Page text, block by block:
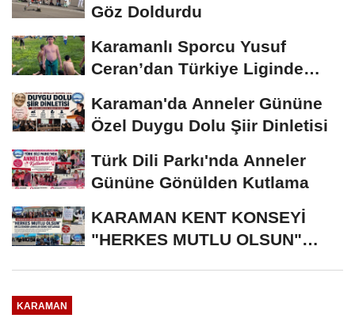
Göz Doldurdu
Karamanlı Sporcu Yusuf
Ceran’dan Türkiye Liginde
Karaman'da Anneler Gününe
Özel Duygu Dolu Şiir Dinletisi
Türk Dili Parkı'nda Anneler
Gününe Gönülden Kutlama
KARAMAN KENT KONSEYİ
"HERKES MUTLU OLSUN"
KARAMAN